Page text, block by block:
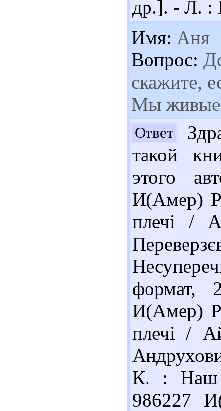
др.]. - Л. :
Имя: Аня
Вопрос:
скажите,
Мы
Ответ
такой
этого
И(Амер)
плечі /
формат,
И(Амер)
плечі /
К. : Наш
986227